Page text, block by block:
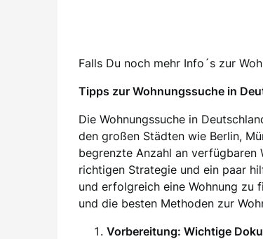
Falls Du noch mehr Info´s zur
Tipps zur Wohnungssuche in
Die Wohnungssuche in
den großen Städten wie Berlin,
begrenzte Anzahl an verfügbaren
richtigen Strategie und ein paar
und erfolgreich eine Wohnung
und die besten Methoden zur
Vorbereitung: Wichtige